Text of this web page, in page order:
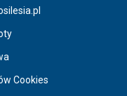
Cookies